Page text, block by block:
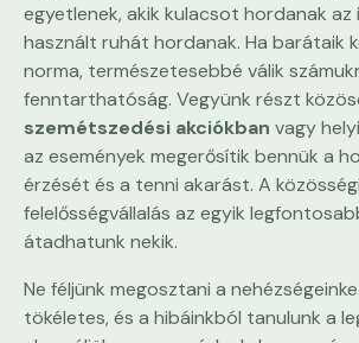
egyetlenek, akik kulacsot hordanak az
használt ruhát hordanak. Ha barátaik
norma, természetesebbé válik
fenntarthatóság. Vegyünk részt
szemétszedési akciókban vagy
az események megerősítik bennük a
érzését és a tenni akarást. A közösségi
felelősségvállalás az egyik
átadhatunk nekik.
Ne féljünk megosztani a
tökéletes, és a hibáinkból tanulunk a